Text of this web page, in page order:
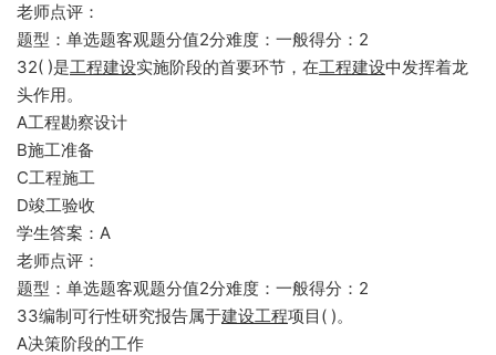
老师点评：
题型：单选题客观题分值2分难度：一般得分：2
32( )是工程建设实施阶段的首要环节，在工程建设中发挥着龙
头作用。
A工程勘察设计
B施工准备
C工程施工
D竣工验收
学生答案：A
老师点评：
题型：单选题客观题分值2分难度：一般得分：2
33编制可行性研究报告属于建设工程项目( )。
A决策阶段的工作